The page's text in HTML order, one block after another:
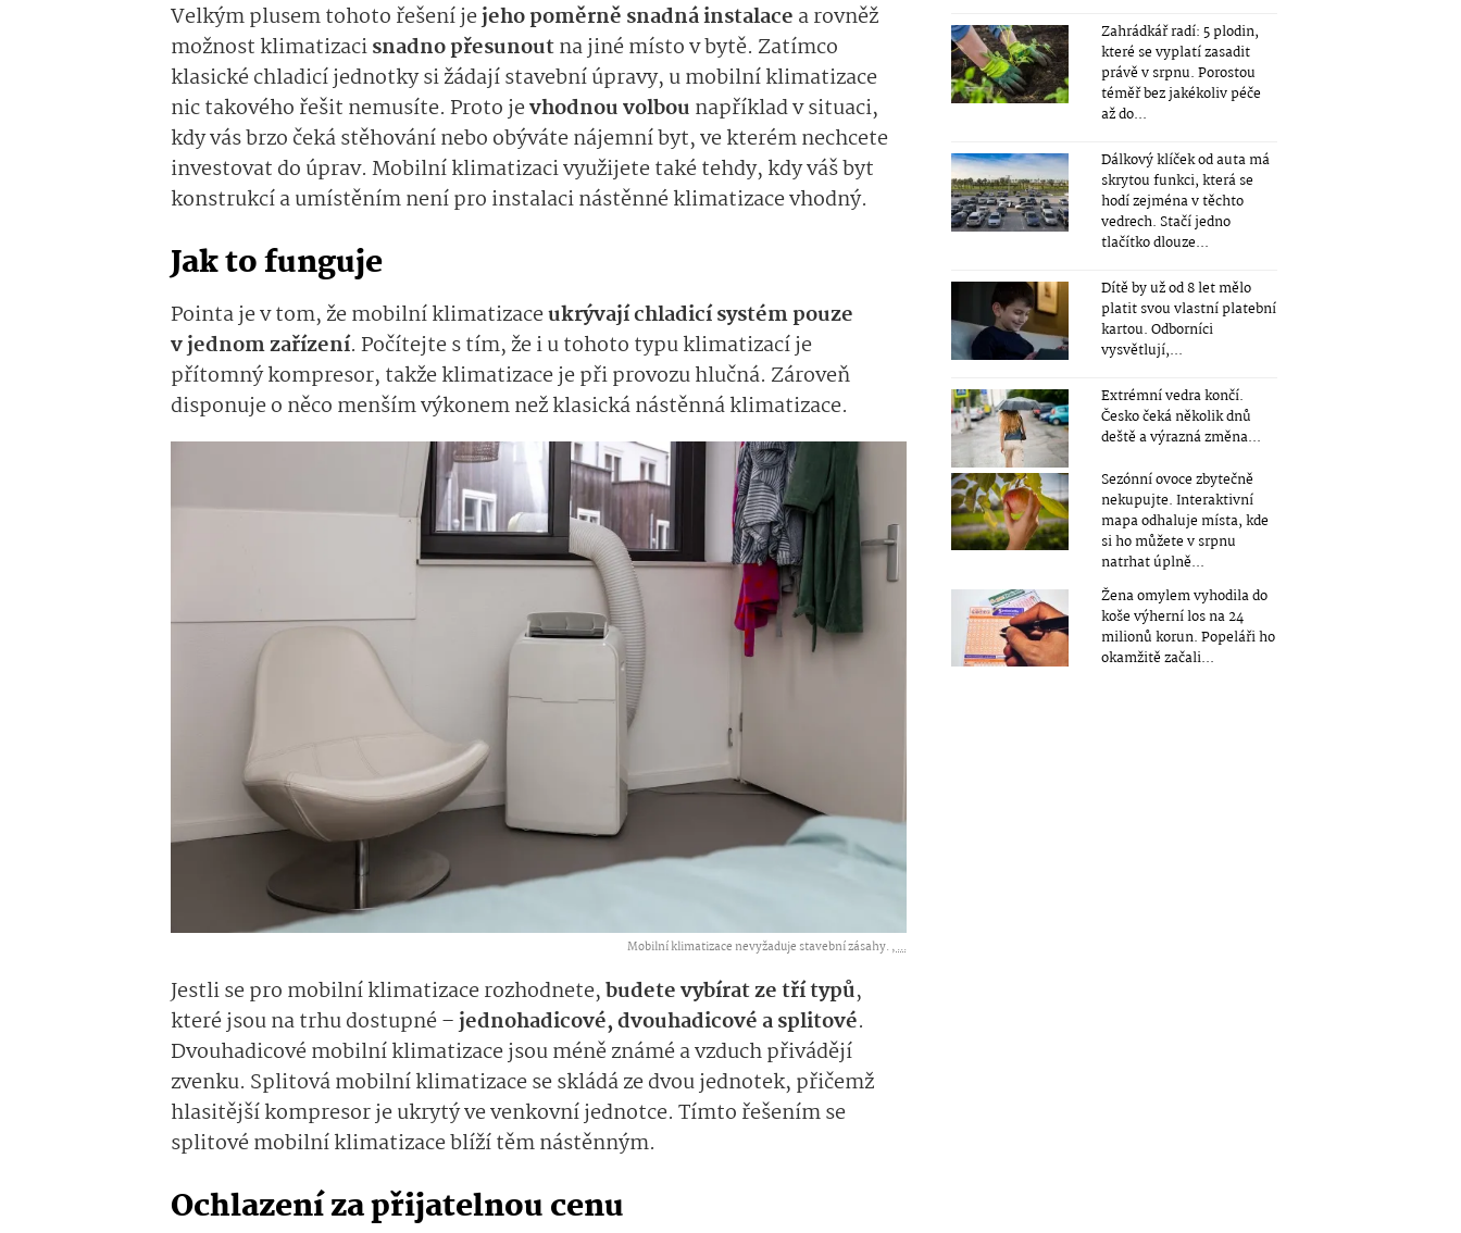
Velkým plusem tohoto řešení jejeho poměrně snadná instalace a rovněž
možnost klimatizacisnadno přesunoutna jiné místo v bytě. Zatímco
klasické chladicí jednotky si žádají stavební úpravy, u mobilní klimatizace
nic takového řešit nemusíte. Proto jevhodnou volbou například v situaci,
kdy vás brzo čeká stěhování nebo obýváte nájemní byt, ve kterém nechcete
investovat do úprav. Mobilní klimatizaci využijete také tehdy, kdy váš byt
konstrukcí a umístěním není pro instalaci nástěnné klimatizace vhodný.
Jak to funguje
Pointa je v tom, že mobilní klimatizaceukrývají chladicí systém pouze
v jednom zařízení. Počítejte s tím, že i u tohoto typu klimatizací je
přítomný kompresor, takže klimatizace je při provozu hlučná. Zároveň
disponuje o něco menším výkonem než klasická nástěnná klimatizace.
Mobilní klimatizace nevyžaduje stavební zásahy. ,...
Jestli se pro mobilní klimatizace rozhodnete,budete vybírat ze tří typů,
které jsou na trhu dostupné – jednohadicové, dvouhadicové a splitové.
Dvouhadicové mobilní klimatizace jsou méně známé a vzduch přivádějí
zvenku. Splitová mobilní klimatizace se skládá ze dvou jednotek, přičemž
hlasitější kompresor je ukrytý ve venkovní jednotce. Tímto řešením se
splitové mobilní klimatizace blíží těm nástěnným.
Ochlazení za přijatelnou cenu
Zahrádkář radí: 5 plodin,
které se vyplatí zasadit
právě v srpnu. Porostou
téměř bez jakékoliv péče
až do...
Dálkový klíček od auta má
skrytou funkci, která se
hodí zejména v těchto
vedrech. Stačí jedno
tlačítko dlouze...
Dítě by už od 8 let mělo
platit svou vlastní platební
kartou. Odborníci
vysvětlují,...
Extrémní vedra končí.
Česko čeká několik dnů
deště a výrazná změna...
Sezónní ovoce zbytečně
nekupujte. Interaktivní
mapa odhaluje místa, kde
si ho můžete v srpnu
natrhat úplně...
Žena omylem vyhodila do
koše výherní los na 24
milionů korun. Popeláři ho
okamžitě začali...